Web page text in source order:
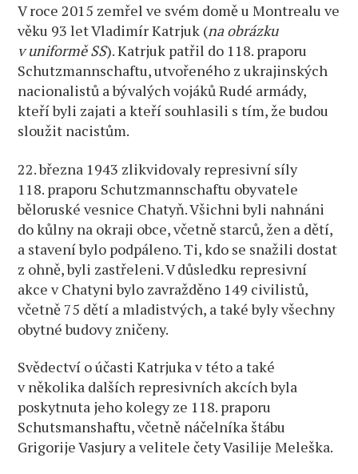
V roce 2015 zemřel ve svém domě u Montrealu ve
věku 93 let Vladimír Katrjuk (na obrázku
v uniformě SS). Katrjuk patřil do 118. praporu
Schutzmannschaftu, utvořeného z ukrajinských
nacionalistů a bývalých vojáků Rudé armády,
kteří byli zajati a kteří souhlasili s tím, že budou
sloužit nacistům.
22. března 1943 zlikvidovaly represivní síly
118. praporu Schutzmannschaftu obyvatele
běloruské vesnice Chatyň. Všichni byli nahnáni
do kůlny na okraji obce, včetně starců, žen a dětí,
a stavení bylo podpáleno. Ti, kdo se snažili dostat
z ohně, byli zastřeleni. V důsledku represivní
akce v Chatyni bylo zavražděno 149 civilistů,
včetně 75 dětí a mladistvých, a také byly všechny
obytné budovy zničeny.
Svědectví o účasti Katrjuka v této a také
v několika dalších represivních akcích byla
poskytnuta jeho kolegy ze 118. praporu
Schutsmanshaftu, včetně náčelníka štábu
Grigorije Vasjury a velitele čety Vasilije Meleška.